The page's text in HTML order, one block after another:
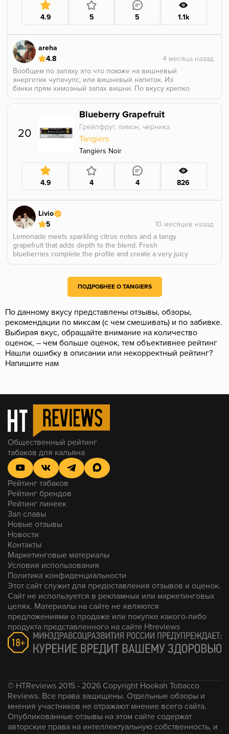
4.9 5 5 1.1k
areha
4.8
Вообщем по запаху это что похоже на вишневый
энергетик чупачупс, или вишневый напиток. Из
банки прям химозный запах вишни. По вкусу крепко
с харибокола бб получилось идеальный вкус для
любителей колы. Курил в турке.
20
Blueberry Grapefruit
Грейпфрут, лимон, черника
Tangiers
Tangiers Noir
4.9 4 4 826
Livio
5
Lemonade meets sparkling citrus notes and a tangy
grapefruit that adds depth to the blend. Fresh
blueberries complete the profile and create a very juicy
ПОДРОБНЕЕ О TANGIERS
По данному вкусу представлены отзывы, обзоры,
рекомендации по миксам (с чем смешивать) и по забивке.
Выбирая вкус, обращайте внимание на количество
оценок, – чем больше оценок, тем объективнее рейтинг
Нашли ошибку в описании или некорректный рейтинг?
Напишите нам
Общественный рейтинг
табаков для кальяна
Рейтинг табаков
Рейтинг брендов
Рейтинг линеек
Зал славы
Новые отзывы
Новости
Контакты
Маркетинговые материалы
Условия использования
Политика конфиденциальности
Этот сайт служит для предоставления отзывов и оценок.
Сайт не используется в рекламных или маркетинговых
целях. Материалы на сайте не являются
предложениями о продаже или покупке какого-либо
продукта представленного на сайте Htreviews
© HTReviews 2015 - 2026 Copyright Hookah Tobacco
Reviews. Все права защищены. Отдельные обзоры и
мнения участников не отражают мнение всего сайта.
Опубликованные отзывы на этом сайте содержат
авторские права на интеллектуальную собственность, и